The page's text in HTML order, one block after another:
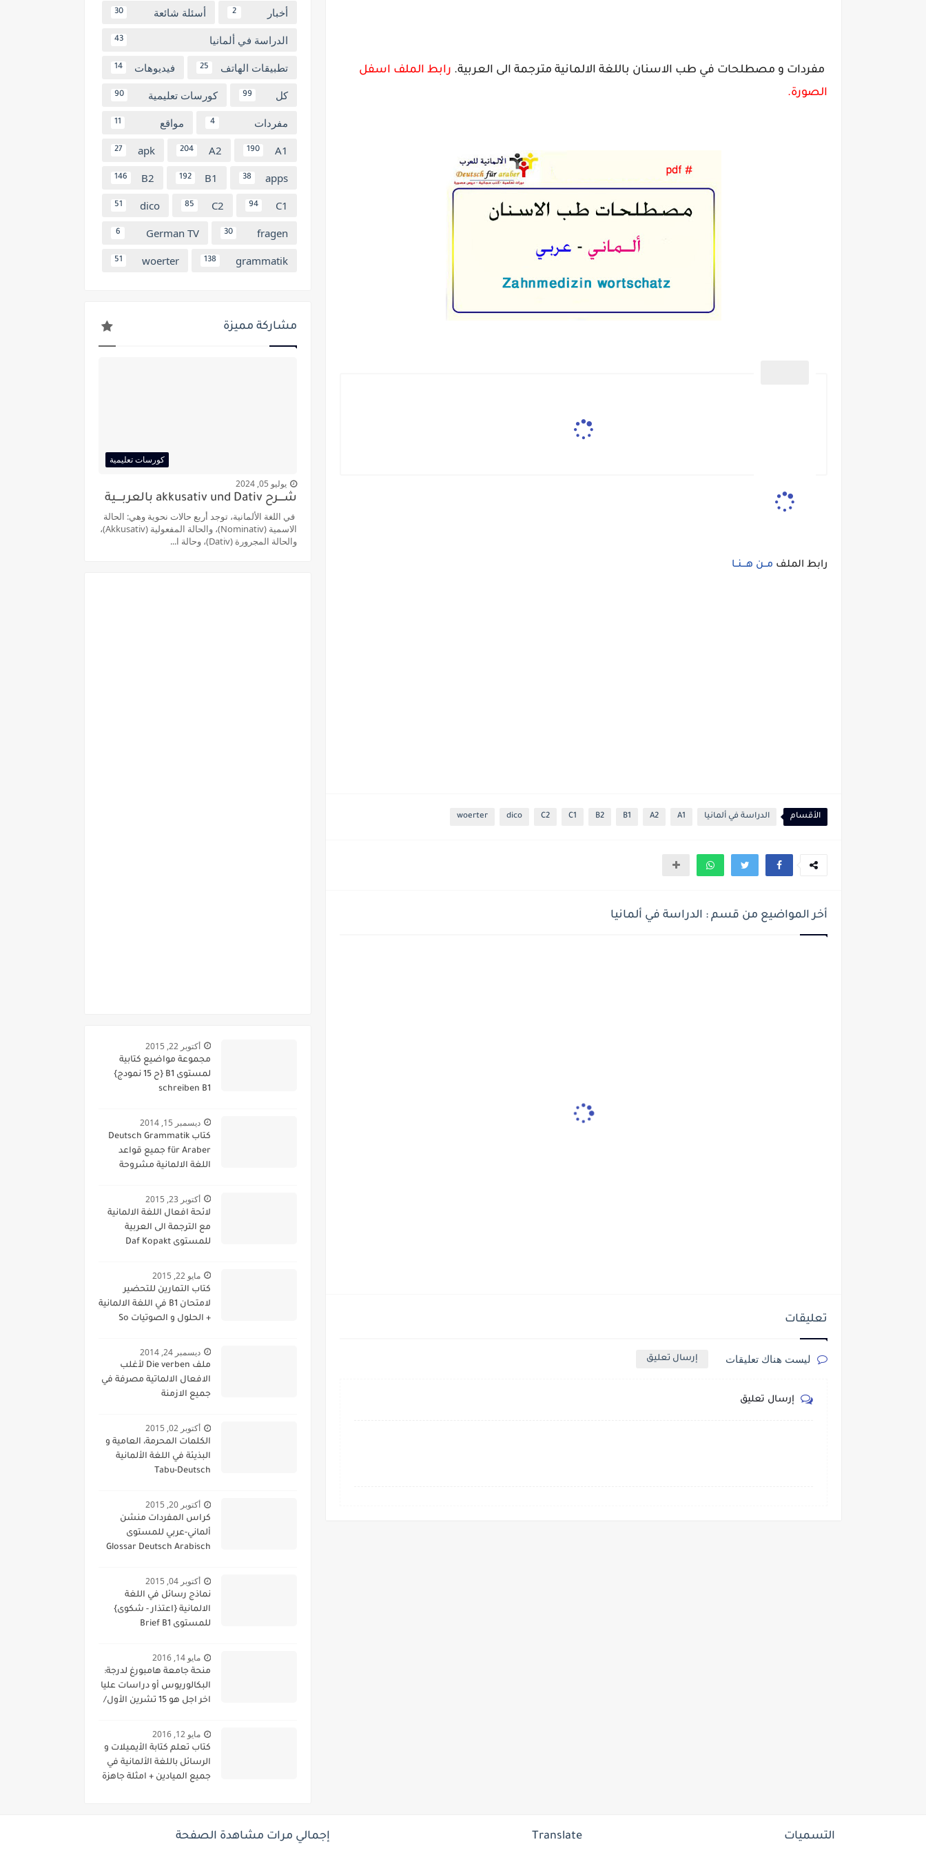
مفردات و مصطلحات في طب الاسنان باللغة الالمانية مترجمة الى العربية. رابط الملف اسفل
الصورة.
رابط الملف مــن هـــنــا
الأقسام الدراسة في ألمانيا A1
A2
B1
B2
C1
C2
dico
woerter
أخر المواضيع من قسم : الدراسة في ألمانيا
تعليقات
ليست هناك تعليقات إرسال تعليق
إرسال تعليق
أخبار 2 أسئلة شائعة 30
الدراسة في ألمانيا 43
تطبيقات الهاتف 25 فيديوهات 14
كل 99 كورسات تعليمية 90
مفردات 4 مواقع 11
A1
190
A2
204
apk
27
apps
38
B1
192
B2
146
C1
94
C2
85
dico
51
fragen
30
German TV
6
grammatik
138
woerter
51
مشاركة مميزة
كورسات تعليمية
يوليو 05, 2024
شــــرح akkusativ und Dativ بالعربــــية
في اللغة الألمانية، توجد أربع حالات نحوية وهي: الحالة
الاسمية (Nominativ)، والحالة المفعولية (Akkusativ)،
والحالة المجرورة (Dativ)، وحالة ا...
أكتوبر 22, 2015
مجموعة مواضيع كتابية
لمستوى B1 {ح 15 نمودج}
schreiben B1
ديسمبر 15, 2014
كتاب Deutsch Grammatik
für Araber جميع قواعد
اللغة الالمانية مشروحة
أكتوبر 23, 2015
لائحة افعال اللغة الالمانية
مع الترجمة الى العربية
للمستوى Daf Kopakt
مايو 22, 2015
كتاب التمارين للتحضير
لامتحان B1 في اللغة الالمانية
+ الحلول و الصوتيات So
Zertifikat B1
ديسمبر 24, 2014
ملف Die verben لأغلب
الافعال الالماتية مصرفة في
جميع الازمنة
أكتوبر 02, 2015
الكلمات المحرمة، العامية و
البذيئة في اللغة الألمانية
Tabu-Deutsch
أكتوبر 20, 2015
كراس المفردات منشن
ألماني-عربي للمستوى
Glossar Deutsch Arabisch
أكتوبر 04, 2015
نماذج رسائل في اللغة
الالمانية {اعتذار - شكوى}
للمستوى Brief B1
مايو 14, 2016
منحة جامعة هامبورغ لدرجة:
البكالوريوس أو دراسات عليا
اخر اجل هو 15 تشرين الأول/
Hamburg Uni
مايو 12, 2016
كتاب تعلم كتابة الأيميلات و
الرسائل باللغة الألمانية في
جميع الميادين + امثلة جاهزة
التسميات Translate إجمالي مرات مشاهدة الصفحة